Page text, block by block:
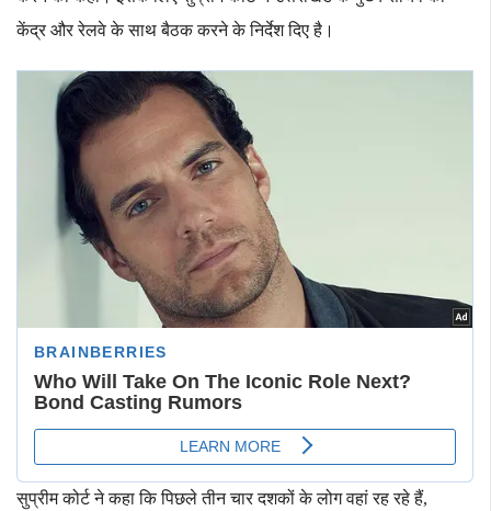
केंद्र और रेलवे के साथ बैठक करने के निर्देश दिए है।
सुप्रीम कोर्ट ने कहा कि पिछले तीन चार दशकों के लोग वहां रह रहे हैं,